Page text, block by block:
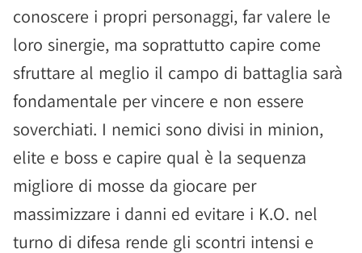
conoscere i propri personaggi, far valere le
loro sinergie, ma soprattutto capire come
sfruttare al meglio il campo di battaglia sarà
fondamentale per vincere e non essere
soverchiati. I nemici sono divisi in minion,
elite e boss e capire qual è la sequenza
migliore di mosse da giocare per
massimizzare i danni ed evitare i K.O. nel
turno di difesa rende gli scontri intensi e